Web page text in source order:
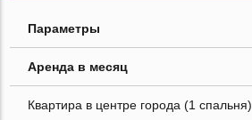
Параметры
Аренда в месяц
Квартира в центре города (1 спальня)